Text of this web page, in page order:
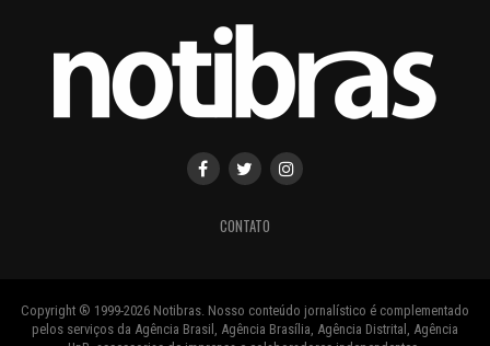
CONTATO
Copyright ® 1999-2026 Notibras. Nosso conteúdo jornalístico é complementado
pelos serviços da Agência Brasil, Agência Brasília, Agência Distrital, Agência